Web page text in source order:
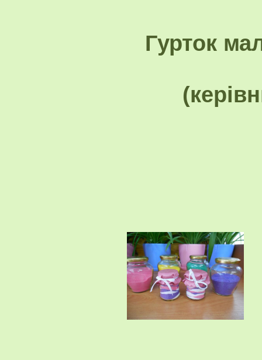
Гурток